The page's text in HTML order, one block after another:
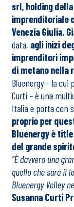
srl, holding
imprenditoriale
Venezia Giulia.
data, agli inizi
imprenditori
di metano nella
Bluenergy – la cui
Curti – è una
Italia e porta con
proprio per
Bluenergy è
del grande
“È davvero una
quello che sarà il
Bluenergy Volley
Susanna Curti